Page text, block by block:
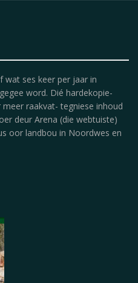
wat ses keer per jaar in
word. Dié hardekopie-
raakvat- tegniese inhoud
deur Arena (die webtuiste)
oor landbou in Noordwes en